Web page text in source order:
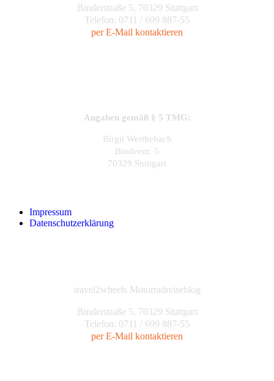
Binderstraße 5, 70329 Stuttgart
Telefon: 0711 / 699 887-55
per E-Mail kontaktieren
Angaben gemäß § 5 TMG:
Birgit Werthebach
Binderstr. 5
70329 Stuttgart
Impressum
Datenschutzerklärung
travel2wheels Motorradreiseblog
Binderstraße 5, 70329 Stuttgart
Telefon: 0711 / 699 887-55
per E-Mail kontaktieren